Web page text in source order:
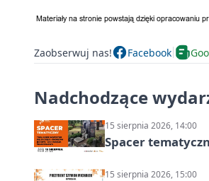
Zaobserwuj nas! Facebook
Nadchodzące
15 sierpnia 2026, 14:00
Spacer
15 sierpnia 2026, 15:00